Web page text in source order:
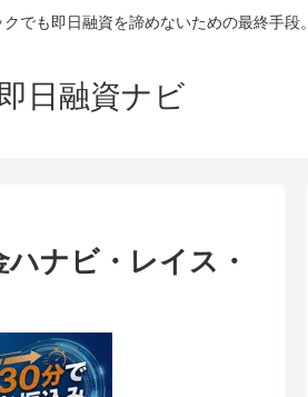
でも即日融資を諦めないための最終手段。
日融資ナビ
ナビ・レイス・